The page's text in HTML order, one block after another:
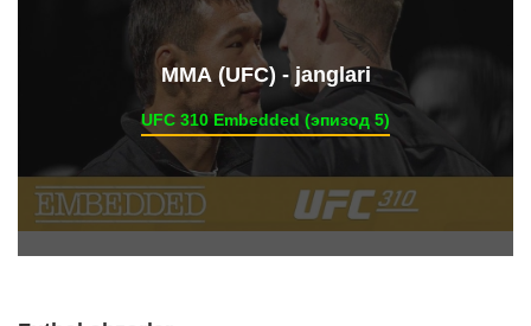
ММА (UFC) - janglari
UFC 310 Embedded (эпизод 5)